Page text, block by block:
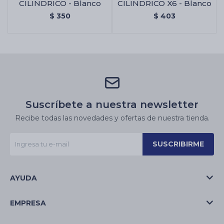
CILINDRICO - Blanco
$ 350
CILINDRICO X6 - Blanco
$ 403
Suscríbete a nuestra newsletter
Recibe todas las novedades y ofertas de nuestra tienda.
SUSCRIBIRME
AYUDA
EMPRESA